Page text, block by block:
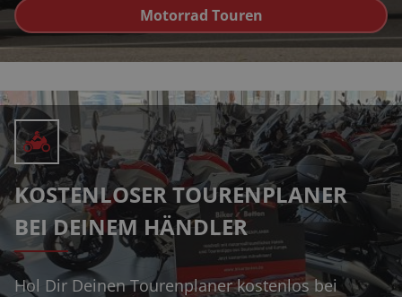
Motorrad Touren
KOSTENLOSER TOURENPLANER
BEI DEINEM HÄNDLER
Hol Dir Deinen Tourenplaner kostenlos bei